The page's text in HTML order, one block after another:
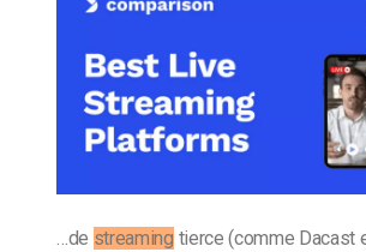
…de streaming tierce (comme Dacast